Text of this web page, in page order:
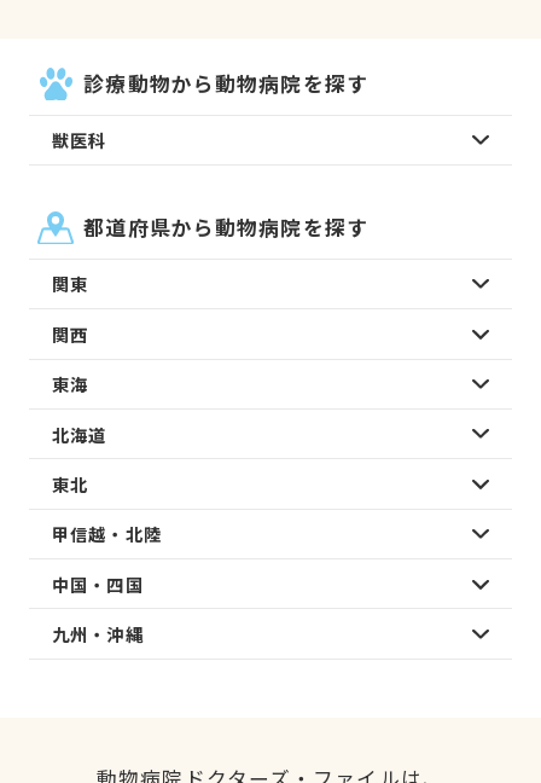
診療動物から動物病院を探す
獣医科
都道府県から動物病院を探す
関東
関西
東海
北海道
東北
甲信越・北陸
中国・四国
九州・沖縄